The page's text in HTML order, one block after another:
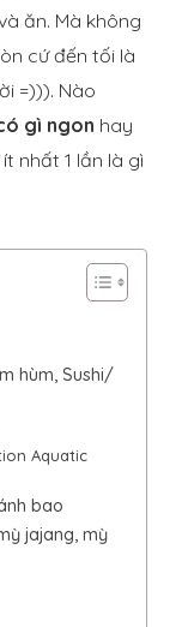
ăn. Mà không
cứ đến tối là
=))). Nào
gì ngon hay
ít nhất 1 lần là gì
hùm, Sushi/
Aquatic
bao
jajang, mỳ